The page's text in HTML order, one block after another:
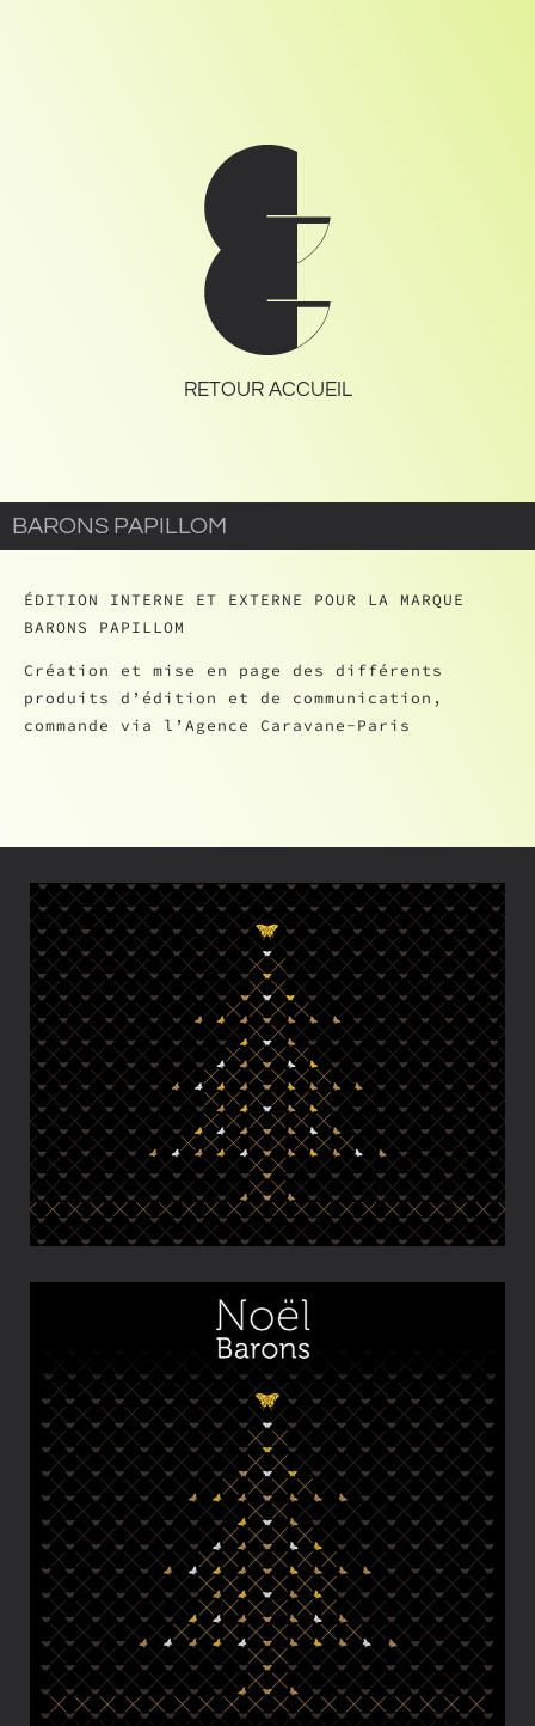
RETOUR ACCUEIL
BARONS PAPILLOM
ÉDITION INTERNE ET EXTERNE POUR LA MARQUE
BARONS PAPILLOM
Création et mise en page des différents
produits d’édition et de communication,
commande via l’Agence Caravane-Paris